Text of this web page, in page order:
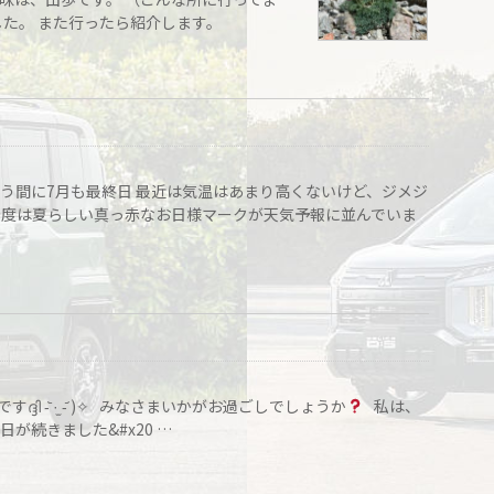
。 また行ったら紹介します。
間に7月も最終日 最近は気温はあまり高くないけど、ジメジ
は夏らしい真っ赤なお日様マークが天気予報に並んでいま
ദ്ദി -᷅ ·̫ -᷄ )✧︎ みなさまいかがお過ごしでしょうか
私は、
が続きました&#x20 …